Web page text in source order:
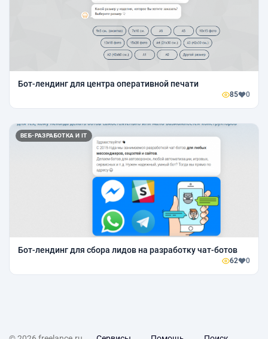
Бот-лендинг для центра оперативной печати
85 0
ВЕБ-РАЗРАБОТКА И IT
Бот-лендинг для сбора лидов на разработку чат-ботов
62 0